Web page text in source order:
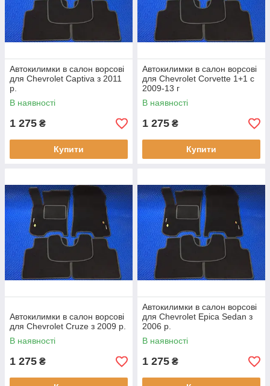
Автокилимки в салон ворсові
для Chevrolet Captiva з 2011
р.
В наявності
1 275 ₴
Купити
Автокилимки в салон ворсові
для Chevrolet Corvette 1+1 c
2009-13 г
В наявності
1 275 ₴
Купити
Автокилимки в салон ворсові
для Chevrolet Cruze з 2009 р.
В наявності
1 275 ₴
Автокилимки в салон ворсові
для Chevrolet Epica Sedan з
2006 р.
В наявності
1 275 ₴